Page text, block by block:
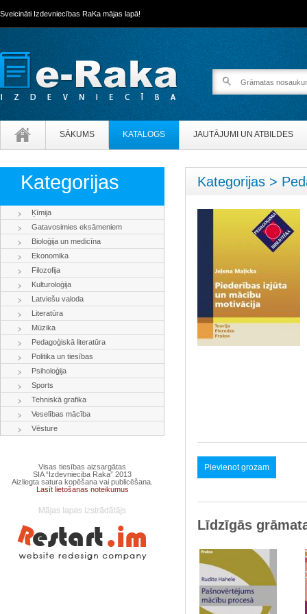
Sveicināti Izdevniecības RaKa mājas lapā!
SĀKUMS KATALOGS JAUTĀJUMI UN ATBILDES
Kategorijas
Ķīmija
Gatavosimies eksāmeniem
Bioloģija un medicīna
Ekonomika
Filozofija
Kulturoloģija
Latviešu valoda
Literatūra
Mūzika
Pedagoģiskā literatūra
Politika un tiesības
Psiholoģija
Sports
Tehniskā grafika
Veselības mācība
Vēsture
Visas tiesības aizsargātas
SIA “Izdevnieciba Raka” 2013
Aizliegta satura kopēšana vai publicēšana.
Lasīt lietošanas noteikumus
Kategorijas >
Pievienot grozam
Līdzīgās